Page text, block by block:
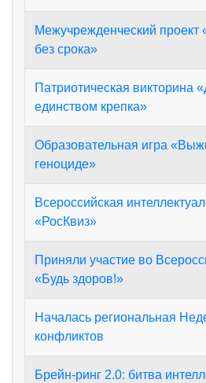
Межучрежденческий проект
без срока»
Патриотическая викторина
единством крепка»
Образовательная игра
геноциде»
Всероссийская
«РосКвиз»
Приняли участие во
«Будь здоров!»
Началась региональная
конфликтов
Брейн-ринг 2.0: битва